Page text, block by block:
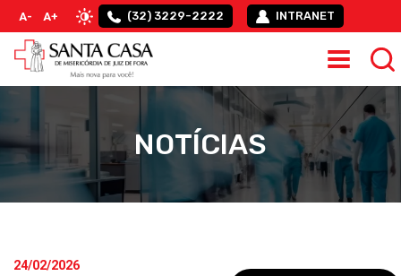
A- A+ (32) 3229-2222 INTRANET
NOTÍCIAS
24/02/2026